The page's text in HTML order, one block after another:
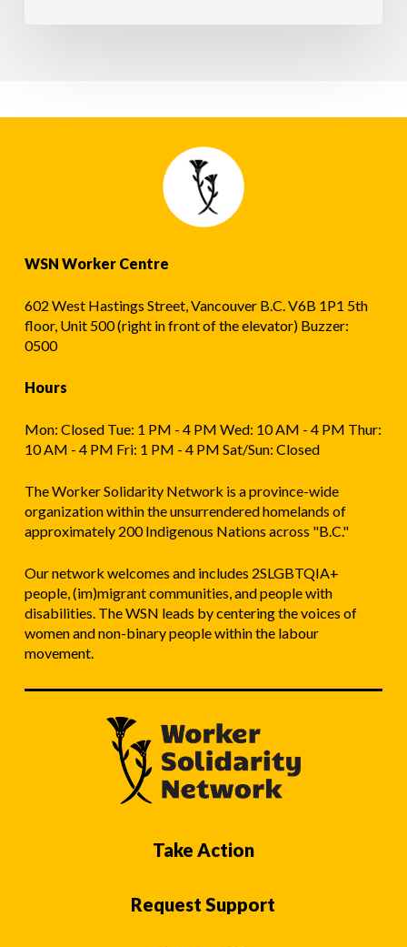
WSN Worker Centre
602 West Hastings Street, Vancouver B.C. V6B 1P1 5th
floor, Unit 500 (right in front of the elevator) Buzzer:
0500
Hours
Mon: Closed Tue: 1 PM - 4 PM Wed: 10 AM - 4 PM Thur:
10 AM - 4 PM Fri: 1 PM - 4 PM Sat/Sun: Closed
The Worker Solidarity Network is a province-wide
organization within the unsurrendered homelands of
approximately 200 Indigenous Nations across "B.C."
Our network welcomes and includes 2SLGBTQIA+
people, (im)migrant communities, and people with
disabilities. The WSN leads by centering the voices of
women and non-binary people within the labour
movement.
Take Action
Request Support